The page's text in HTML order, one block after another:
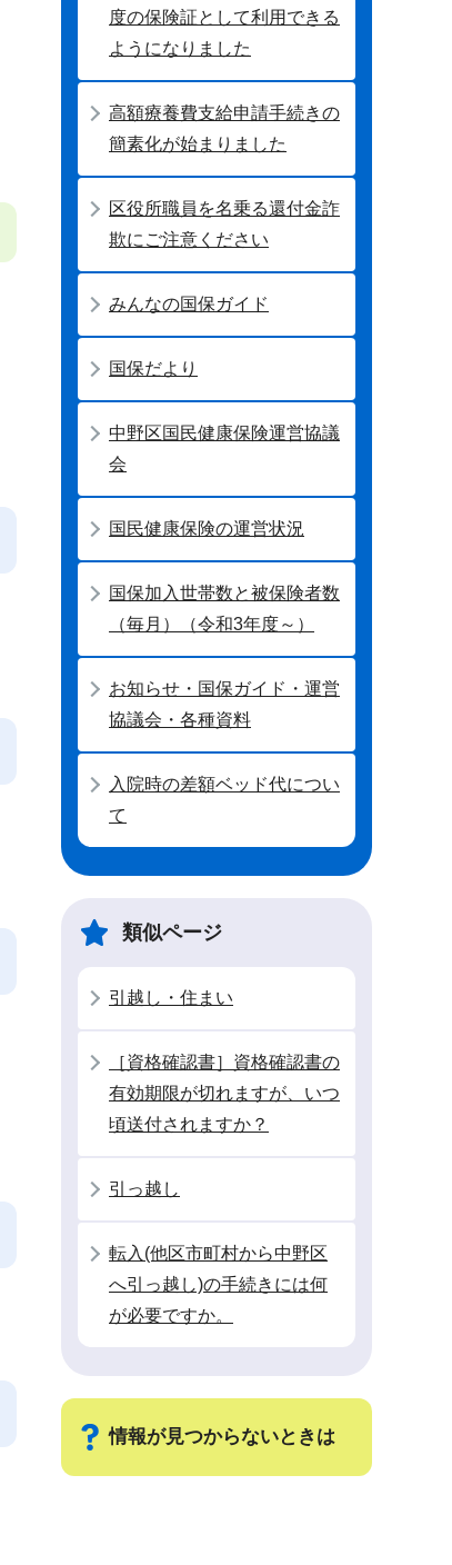
度の保険証として利用できる
ようになりました
高額療養費支給申請手続きの
簡素化が始まりました
区役所職員を名乗る還付金詐
欺にご注意ください
みんなの国保ガイド
国保だより
中野区国民健康保険運営協議
会
国民健康保険の運営状況
国保加入世帯数と被保険者数
（毎月）（令和3年度～）
お知らせ・国保ガイド・運営
協議会・各種資料
入院時の差額ベッド代につい
て
類似ページ
引越し・住まい
［資格確認書］資格確認書の
有効期限が切れますが、いつ
頃送付されますか？
引っ越し
転入(他区市町村から中野区
へ引っ越し)の手続きには何
が必要ですか。
情報が見つからないときは